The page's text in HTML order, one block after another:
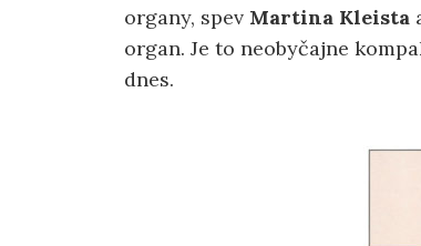
organy, spev Martina Kleista
organ. Je to neobyčajne
dnes.